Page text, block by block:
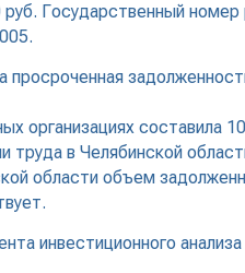
Государственный
организациях составила
в Челябинской
области объем
инвестиционного